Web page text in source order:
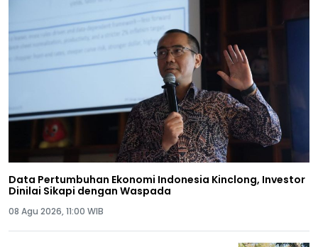
Data Pertumbuhan Ekonomi Indonesia Kinclong, Investor
Dinilai Sikapi dengan Waspada
08 Agu 2026, 11:00 WIB